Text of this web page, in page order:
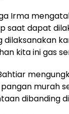
Irma
saat dapat
dilaksanakan
kita ini gas
murah
dibanding